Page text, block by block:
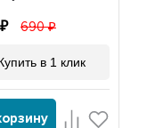
690
в 1 клик